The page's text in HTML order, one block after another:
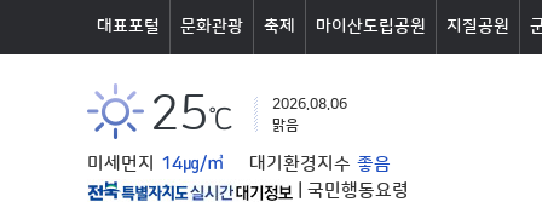
대표포털 문화관광 축제 마이산도립공원 지질공원
25℃
2026.08.06
맑음
미세먼지 14㎍/㎥ 대기환경지수 좋음
국민행동요령